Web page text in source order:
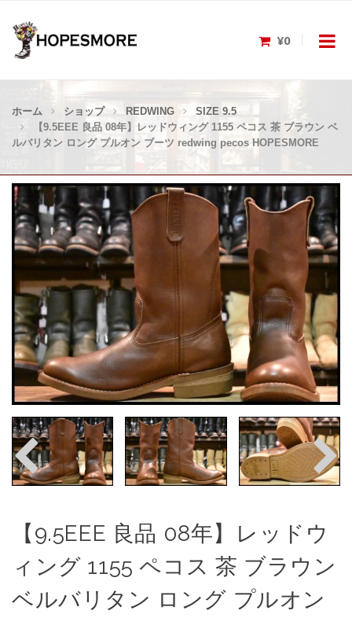
¥0
ホーム ショップ REDWING
SIZE 9.5
【9.5EEE 良品 08年】レッドウィング 1155 ペコス 茶 ブラウン ベ
ルバリタン ロング プルオン ブーツ redwing pecos HOPESMORE
【9.5EEE 良品 08年】レッドウ
ィング 1155 ペコス 茶 ブラウン
ベルバリタン ロング プルオン